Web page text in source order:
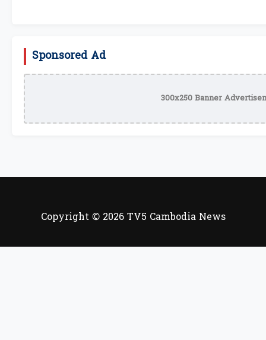
Sponsored Ad
300x250 Banner
Copyright © 2026 TV5 Cambodia News